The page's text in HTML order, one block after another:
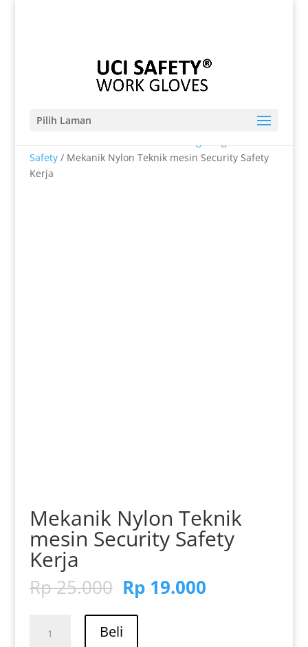
Pilih Laman
Safety/ Mekanik Nylon Teknik mesin Security Safety
Kerja
Mekanik Nylon Teknik
mesin Security Safety
Kerja
Rp25.000 Harga
aslinya
adalah:
Rp 25.000.
Rp19.000Harga
Mekanik
Beli